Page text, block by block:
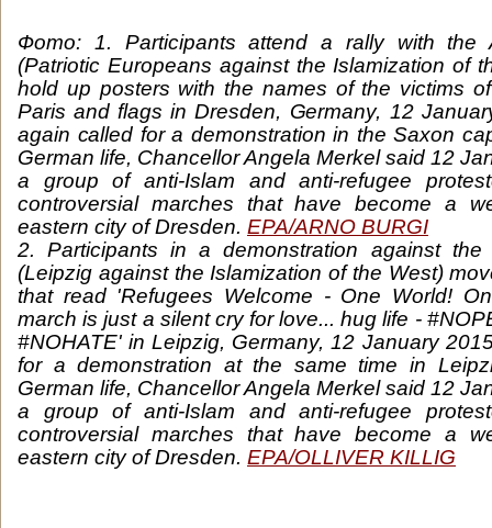
Фото: 1.
Participants attend a rally with the
(Patriotic Europeans against the Islamization of
hold up posters with the names of the victims
Paris and flags in Dresden, Germany, 12
again called for a demonstration in the Saxon
German life, Chancellor Angela Merkel said 12
a group of anti-Islam and anti-refugee
controversial marches that have become a
eastern city of Dresden. EPA/ARNO BURGI
2. Participants in a demonstration against the
(Leipzig against the Islamization of the West)
that read 'Refugees Welcome - One World!
march is just a silent cry for love... hug life -
#NOHATE' in Leipzig, Germany, 12 January
for a demonstration at the same time in
German life, Chancellor Angela Merkel said 12
a group of anti-Islam and anti-refugee
controversial marches that have become a
eastern city of Dresden. EPA/OLLIVER KILLIG